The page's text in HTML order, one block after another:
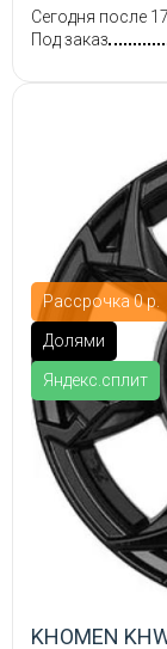
Сегодня после
Под заказ
Рассрочка 0 р.
Долями
Яндекс.сплит
KHOMEN